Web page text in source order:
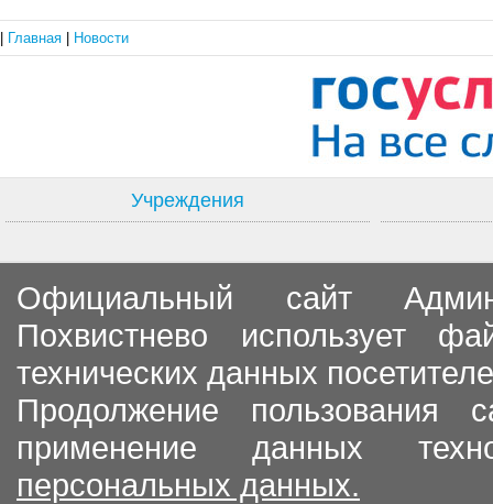
Главная Новости
Учреждения
Официальный сайт
Похвистнево использует
технических данных
Продолжение пользования
применение данных
персональных данных.